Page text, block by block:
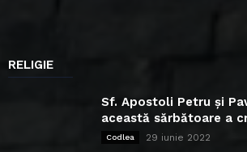
RELIGIE
Sf. Apostoli Petru și
această sărbătoare a
Codlea 29 iunie 2022